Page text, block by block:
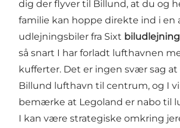
dig der flyver til Billund, at du og
familie kan hoppe direkte ind i en
udlejningsbiler fra Sixt
så snart I har forladt lufthavnen
kufferter. Det er ingen svær sag at
Billund lufthavn til centrum, og I
bemærke at Legoland er nabo til
I kan være strategiske omkring